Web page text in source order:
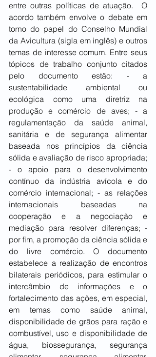
entre outras políticas de atuação.  O
acordo também envolve o debate em
torno do papel do Conselho Mundial
da Avicultura (sigla em inglês) e outros
temas de interesse comum. Entre seus
tópicos de trabalho conjunto citados
pelo documento estão: - a
sustentabilidade ambiental ou
ecológica como uma diretriz na
produção e comércio de aves; - a
regulamentação da saúde animal,
sanitária e de segurança alimentar
baseada nos princípios da ciência
sólida e avaliação de risco apropriada;
- o apoio para o desenvolvimento
contínuo da indústria avícola e do
comércio internacional; - as relações
internacionais baseadas na
cooperação e a negociação e
mediação para resolver diferenças; -
por fim, a promoção da ciência sólida e
do livre comércio. O documento
estabelece a realização de encontros
bilaterais periódicos, para estimular o
intercâmbio de informações e o
fortalecimento das ações, em especial,
em temas como saúde animal,
disponibilidade de grãos para ração e
combustível, uso e disponibilidade de
água, biossegurança, segurança